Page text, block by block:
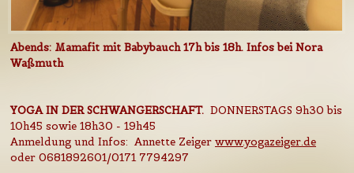
Abends: Mamafit mit Babybauch 17h bis 18h. Infos bei Nora
Waßmuth
YOGA IN DER SCHWANGERSCHAFT. DONNERSTAGS 9h30 bis
10h45 sowie 18h30 - 19h45
Anmeldung und Infos: Annette Zeiger www.yogazeiger.de
oder 0681892601/0171 7794297